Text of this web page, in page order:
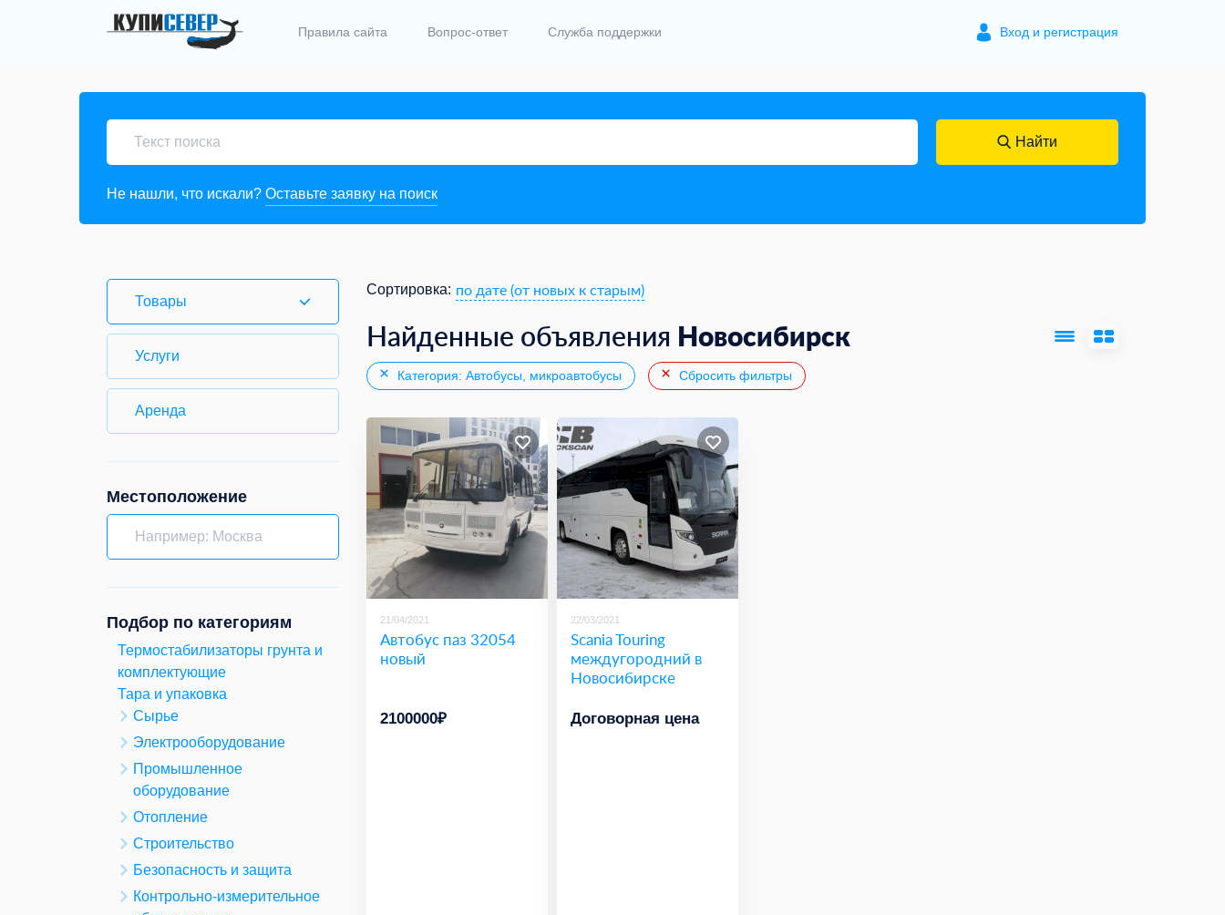
Правила сайта Вопрос-ответ Служба поддержки Вход и регистрация
Найти
Не нашли, что искали? Оставьте заявку на поиск
Товары
Услуги
Аренда
Местоположение
Подбор по категориям
Термостабилизаторы грунта и
комплектующие
Тара и упаковка
Сырье
Электрооборудование
Промышленное
оборудование
Отопление
Строительство
Безопасность и защита
Контрольно-измерительное
Сортировка: по дате (от новых к старым)
Найденные объявления Новосибирск
Категория: Автобусы, микроавтобусы Сбросить фильтры
21/04/2021
Автобус паз 32054
новый
2100000₽
22/03/2021
Scania Touring
междугородний в
Новосибирске
Договорная цена